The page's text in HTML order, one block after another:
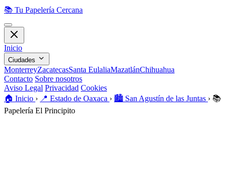
📚 Tu Papelería Cercana
Inicio
Ciudades
MonterreyZacatecasSanta EulaliaMazatlánChihuahua
Contacto Sobre nosotros
Aviso Legal Privacidad Cookies
🏠️ Inicio › 📍 Estado de Oaxaca › 🏙️ San Agustín de las Juntas › 📚
Papelería El Principito